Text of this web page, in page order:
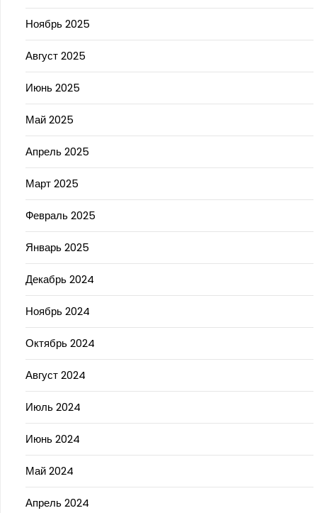
Ноябрь 2025
Август 2025
Июнь 2025
Май 2025
Апрель 2025
Март 2025
Февраль 2025
Январь 2025
Декабрь 2024
Ноябрь 2024
Октябрь 2024
Август 2024
Июль 2024
Июнь 2024
Май 2024
Апрель 2024